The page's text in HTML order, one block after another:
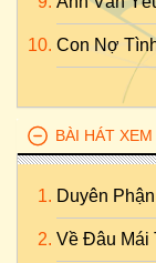
Con Nợ
BÀI HÁT
Duyên Phận
Về Đâu Mái